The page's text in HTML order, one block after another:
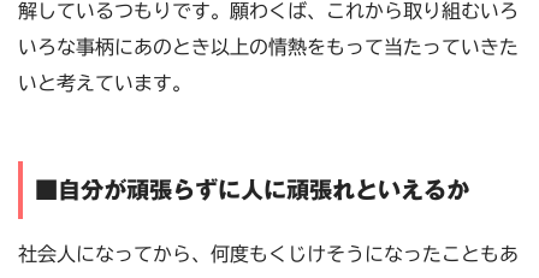
解しているつもりです。願わくば、これから取り組むいろ
いろな事柄にあのとき以上の情熱をもって当たっていきた
いと考えています。
■自分が頑張らずに人に頑張れといえるか
社会人になってから、何度もくじけそうになったこともあ